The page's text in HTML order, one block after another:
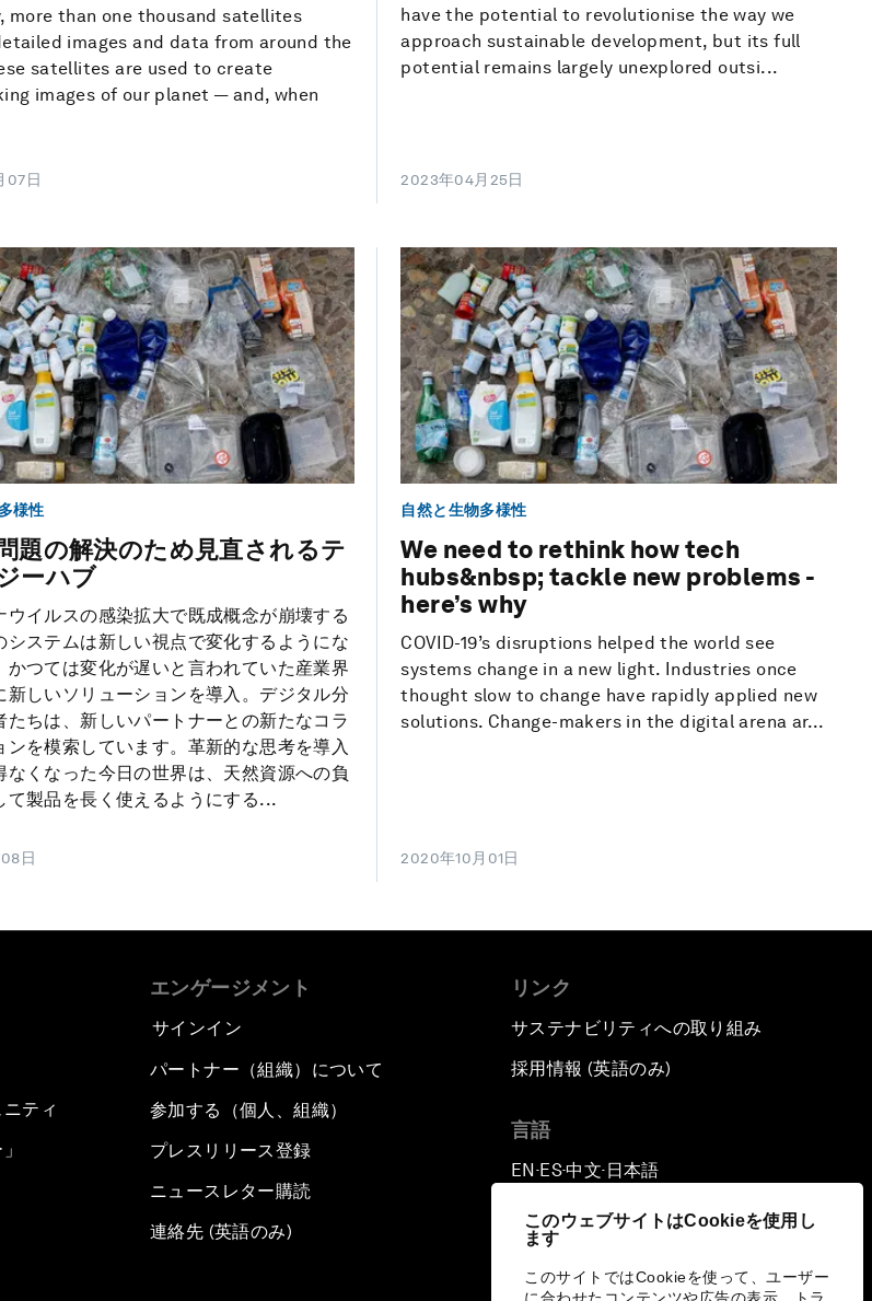
このウェブサイトはCookieを使用し
ます
このサイトではCookieを使って、ユーザー
more than one thousand satellites
images and data from around the
satellites are used to create
images of our planet — and, when
07日
have the potential to revolutionise the way we
approach sustainable development, but its full
potential remains largely unexplored outsi...
2023年04月25日
様性
題の解決のため見直されるテ
ーハブ
ウイルスの感染拡大で既成概念が崩壊する
システムは新しい視点で変化するようにな
かつては変化が遅いと言われていた産業界
新しいソリューションを導入。デジタル分
たちは、新しいパートナーとの新たなコラ
ンを模索しています。革新的な思考を導入
なくなった今日の世界は、天然資源への負
て製品を長く使えるようにする...
日
自然と生物多様性
We need to rethink how tech
hubs&nbsp; tackle new problems -
here’s why
COVID-19’s disruptions helped the world see
systems change in a new light. Industries once
thought slow to change have rapidly applied new
solutions. Change-makers in the digital arena ar...
2020年10月01日
ティ
エンゲージメント
サインイン
パートナー（組織）について
参加する（個人、組織）
プレスリリース登録
ニュースレター購読
連絡先 (英語のみ)
リンク
サステナビリティへの取り組み
採用情報 (英語のみ)
言語
EN ▪ES▪中文▪ 日本語